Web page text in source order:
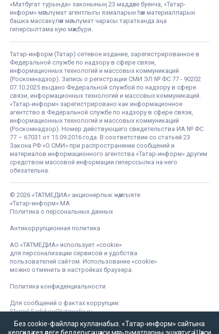
«Матбугат турында» законының 23 маддәсе буенча, «Татар-
информ» мәгълүмат агентлыгы язмаларын һәм материалларын
башка массакүләм мәгълүмат чарасы таратканда аңа
гиперсылтама кую мәҗбүри.
Татар-информ (Татар) сетевое издание, зарегистрированное в
Федеральной службе по надзору в сфере связи,
информационных технологий и массовых коммуникаций
(Роскомнадзор). Запись о регистрации СМИ ЭЛ № ФС 77 - 90202
07.10.2025 выдано Федеральной службой по надзору в сфере
связи, информационных технологий и массовых коммуникаций.
«Татар-информ» зарегистрировано как информационное
агентство в Федеральной службе по надзору в сфере связи,
информационных технологий и массовых коммуникаций
(Роскомнадзор). Номер действующего свидетельства ИА № ФС
77 – 67031 от 15.09.2016 года. В соответствии со статьей 23
Закона РФ «О СМИ» при распространении сообщений и
материалов информационного агентства «Татар-информ» другим
средством массовой информации гиперссылка на него
обязательна.
© 2026 «ТАТМЕДИА» акционерлык җәмгыяте
«Татар-информ» МА
Политика о персональных данных
Антикоррупционная политика
АО «ТАТМЕДИА» использует «cookie»
для персонализации сервисов и удобства
пользователей сайтом. Использование «cookie»
можно отменить в настройках браузера.
Политика конфиденциальности
Для сообщений о фактах коррупции:
Shamil.Sadykov@tatmedia.ru
Без cookie-файллар кулланабыз. «Татар-информ» сайтына